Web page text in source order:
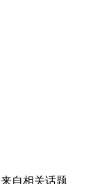
来自相关话题